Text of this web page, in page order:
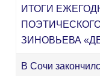
ИТОГИ
ЗИНОВЬЕВА
В Сочи